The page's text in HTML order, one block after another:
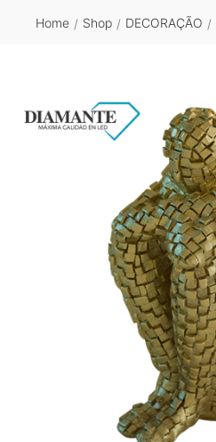
Home / Shop / DECORAÇÃO /